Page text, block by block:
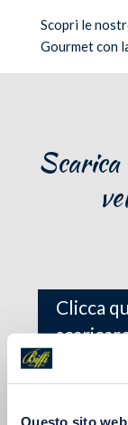
Questo sito
Scopri le
Gourmet con
Clicca